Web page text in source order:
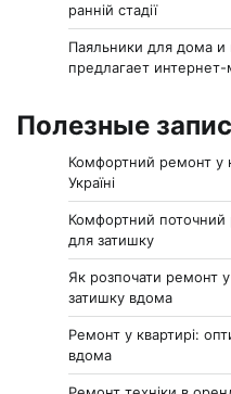
ранній стадії
Паяльники для дома и
предлагает
Полезные
Комфортний ремонт у
Україні
Комфортний поточний
для затишку
Як розпочати ремонт
затишку вдома
Ремонт у квартирі:
вдома